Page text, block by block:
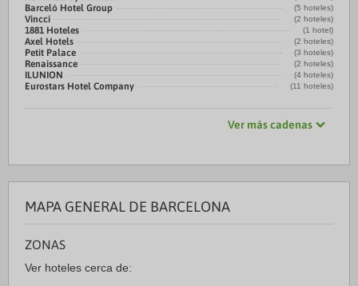
Barceló Hotel Group (5 hoteles)
Vincci (2 hoteles)
1881 Hoteles (1 hotel)
Axel Hotels (2 hoteles)
Petit Palace (3 hoteles)
Renaissance (2 hoteles)
ILUNION (4 hoteles)
Eurostars Hotel Company (11 hoteles)
Ver más cadenas
MAPA GENERAL DE BARCELONA
ZONAS
Ver hoteles cerca de: